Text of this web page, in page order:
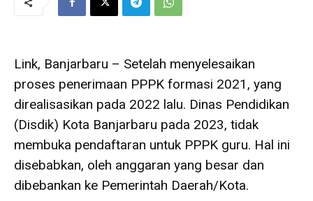
Link, Banjarbaru – Setelah menyelesaikan
proses penerimaan PPPK formasi 2021, yang
direalisasikan pada 2022 lalu. Dinas Pendidikan
(Disdik) Kota Banjarbaru pada 2023, tidak
membuka pendaftaran untuk PPPK guru. Hal ini
disebabkan, oleh anggaran yang besar dan
dibebankan ke Pemerintah Daerah/Kota.